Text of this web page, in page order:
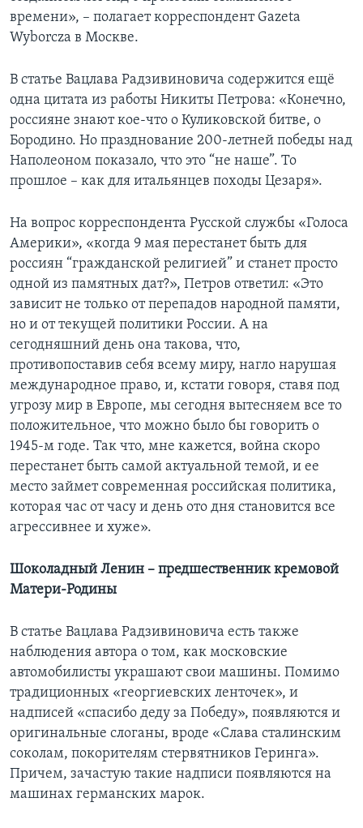
времени», – полагает корреспондент Gazeta
Wyborcza в Москве.
В статье Вацлава Радзивиновича содержится ещё
одна цитата из работы Никиты Петрова: «Конечно,
россияне знают кое-что о Куликовской битве, о
Бородино. Но празднование 200-летней победы над
Наполеоном показало, что это “не наше”. То
прошлое – как для итальянцев походы Цезаря».
На вопрос корреспондента Русской службы «Голоса
Америки», «когда 9 мая перестанет быть для
россиян “гражданской религией” и станет просто
одной из памятных дат?», Петров ответил: «Это
зависит не только от перепадов народной памяти,
но и от текущей политики России. А на
сегодняшний день она такова, что,
противопоставив себя всему миру, нагло нарушая
международное право, и, кстати говоря, ставя под
угрозу мир в Европе, мы сегодня вытесняем все то
положительное, что можно было бы говорить о
1945-м годе. Так что, мне кажется, война скоро
перестанет быть самой актуальной темой, и ее
место займет современная российская политика,
которая час от часу и день ото дня становится все
агрессивнее и хуже».
Шоколадный Ленин – предшественник кремовой
Матери-Родины
В статье Вацлава Радзивиновича есть также
наблюдения автора о том, как московские
автомобилисты украшают свои машины. Помимо
традиционных «георгиевских ленточек», и
надписей «спасибо деду за Победу», появляются и
оригинальные слоганы, вроде «Слава сталинским
соколам, покорителям стервятников Геринга».
Причем, зачастую такие надписи появляются на
машинах германских марок.